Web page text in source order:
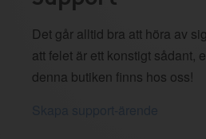
Det går alltid bra att höra av
att felet är ett konstigt sådant,
denna butiken finns hos oss!